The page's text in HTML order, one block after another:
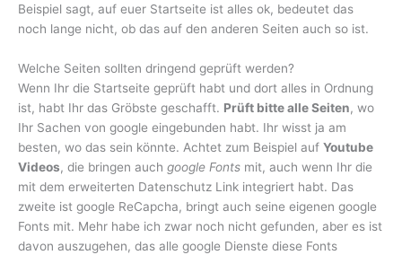
Beispiel sagt, auf euer Startseite ist alles ok, bedeutet das
noch lange nicht, ob das auf den anderen Seiten auch so ist.
Welche Seiten sollten dringend geprüft werden?
Wenn Ihr die Startseite geprüft habt und dort alles in Ordnung
ist, habt Ihr das Gröbste geschafft. Prüft bitte alle Seiten, wo
Ihr Sachen von google eingebunden habt. Ihr wisst ja am
besten, wo das sein könnte. Achtet zum Beispiel auf Youtube
Videos, die bringen auch google Fonts mit, auch wenn Ihr die
mit dem erweiterten Datenschutz Link integriert habt. Das
zweite ist google ReCapcha, bringt auch seine eigenen google
Fonts mit. Mehr habe ich zwar noch nicht gefunden, aber es ist
davon auszugehen, das alle google Dienste diese Fonts